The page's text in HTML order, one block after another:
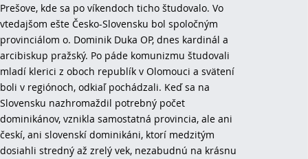
Prešove, kde sa po víkendoch ticho študovalo. Vo
vtedajšom ešte Česko-Slovensku bol spoločným
provinciálom o. Dominik Duka OP, dnes kardinál a
arcibiskup pražský. Po páde komunizmu študovali
mladí klerici z oboch republík v Olomouci a svätení
boli v regiónoch, odkiaľ pochádzali. Keď sa na
Slovensku nazhromaždil potrebný počet
dominikánov, vznikla samostatná provincia, ale ani
českí, ani slovenskí dominikáni, ktorí medzitým
dosiahli stredný až zrelý vek, nezabudnú na krásnu